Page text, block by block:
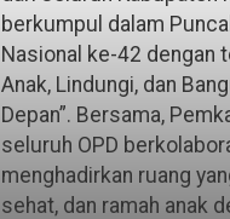
berkumpul dalam
Nasional ke-42 dengan
Anak, Lindungi, dan
Depan”. Bersama,
seluruh OPD
menghadirkan ruang
sehat, dan ramah anak